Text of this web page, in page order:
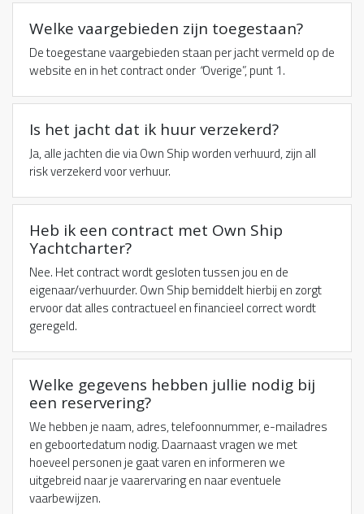
Welke vaargebieden zijn toegestaan?
De toegestane vaargebieden staan per jacht vermeld op de
website en in het contract onder “Overige”,punt 1.
Is het jacht dat ik huur verzekerd?
Ja, alle jachten die via Own Ship worden verhuurd, zijn all
risk verzekerd voor verhuur.
Heb ik een contract met Own Ship
Yachtcharter?
Nee. Het contract wordt gesloten tussen jou en de
eigenaar/verhuurder. Own Ship bemiddelt hierbij en zorgt
ervoor dat alles contractueel en financieel correct wordt
geregeld.
Welke gegevens hebben jullie nodig bij
een reservering?
We hebben je naam, adres, telefoonnummer, e-mailadres
en geboortedatum nodig. Daarnaast vragen we met
hoeveel personen je gaat varen en informeren we
uitgebreid naar je vaarervaring en naar eventuele
vaarbewijzen.